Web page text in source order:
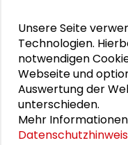
Ausstellung: Jazz
Zeichnungen von
„Versäumte
bei der ESA
"Versäumte
Unsere Seite
Technologien.
notwendigen
Webseite und
Auswertung der
unterschieden.
Mehr